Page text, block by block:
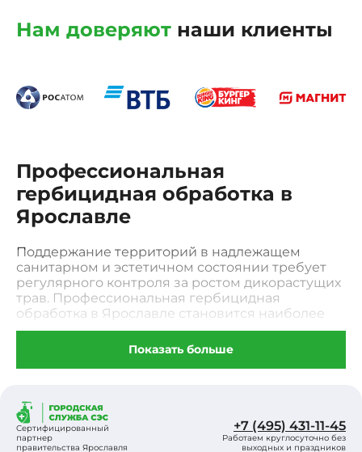
Нам доверяют наши клиенты
Профессиональная
гербицидная обработка в
Ярославле
Поддержание территорий в надлежащем
санитарном и эстетичном состоянии требует
регулярного контроля за ростом дикорастущих
трав. Профессиональная гербицидная
обработка в Ярославле становится наиболее
эффективным решением для владельцев
частных участков, промышленных зон и
муниципальных объектов. В отличие от
уничтожение нежелательной растительности
позволяет воздействовать на корень сорняка,
предотвращая его повторное появление в
Показать больше
Сертифицированный
партнер
правительства Ярославля
+7 (495) 431-11-45
Работаем круглосуточно без
выходных и праздников